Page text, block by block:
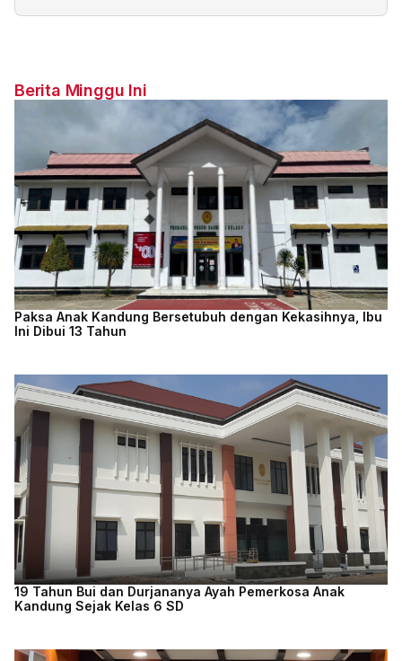
Berita Minggu Ini
Paksa Anak Kandung Bersetubuh dengan Kekasihnya, Ibu
Ini Dibui 13 Tahun
19 Tahun Bui dan Durjananya Ayah Pemerkosa Anak
Kandung Sejak Kelas 6 SD